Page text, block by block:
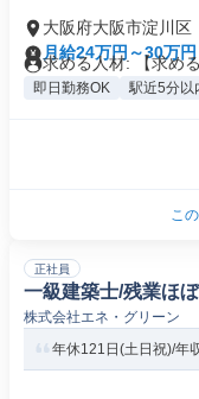
大阪府大阪市淀川区
月給24万円～30万円
求める人材: 【求め
即日勤務OK 駅近5分以
こ
正社員
一級建築士/残業ほ
株式会社エネ・グリーン
年休121日(土日祝)/年